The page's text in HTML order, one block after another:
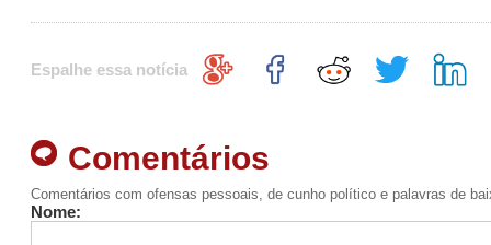
Espalhe essa notícia
Comentários
Comentários com ofensas pessoais, de cunho político e palavras de
Nome: